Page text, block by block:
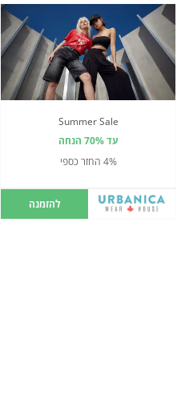
Summer Sale
עד 70% הנחה
4% החזר כספי
להזמנה